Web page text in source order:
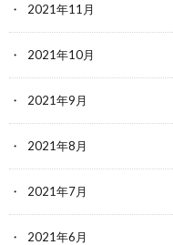
2021年11月
2021年10月
2021年9月
2021年8月
2021年7月
2021年6月